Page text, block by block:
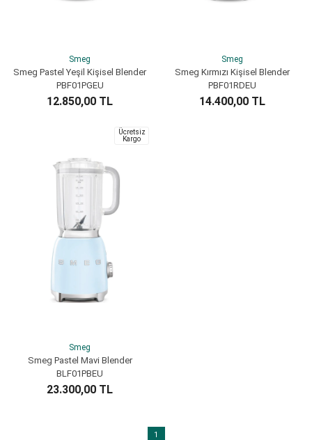
Smeg
Smeg Pastel Yeşil Kişisel Blender
PBF01PGEU
12.850,00 TL
Smeg
Smeg Kırmızı Kişisel Blender
PBF01RDEU
14.400,00 TL
Ücretsiz
Kargo
Smeg
Smeg Pastel Mavi Blender
BLF01PBEU
23.300,00 TL
1